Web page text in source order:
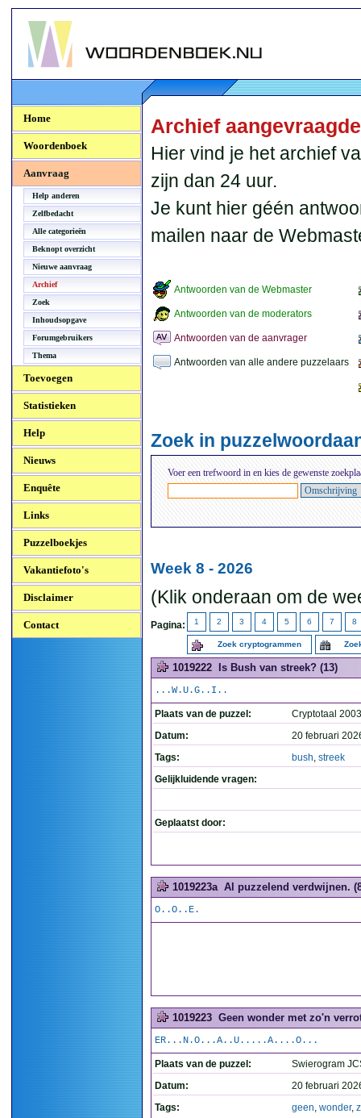
Woordenboek.NU
Home
Woordenboek
Aanvraag
Help anderen
Zelfbedacht
Alle categorieën
Beknopt overzicht
Nieuwe aanvraag
Archief
Zoek
Inhoudsopgave
Forumgebruikers
Thema
Toevoegen
Statistieken
Help
Nieuws
Enquête
Links
Puzzelboekjes
Vakantiefoto's
Disclaimer
Contact
Archief
Hier vind je het archief
zijn dan 24 uur.
Je kunt hier géén
mailen naar de
Antwoorden van de Webmaster
Antwoorden van de moderators
Antwoorden van de aanvrager
Antwoorden van alle andere puzzelaars
Zoek in
Voer een trefwoord in en kies de gewenste
Week 8 - 2026
(Klik onderaan om de
Pagina: 1 2 3 4 5 6 7 8
Zoek cryptogrammen
1019222 Is Bush van streek? (13)
...W.U.G..I..
Plaats van de puzzel:
Cryptotaal 2003
Datum:
20 februari
Tags:
bush, streek
Gelijkluidende vragen:
Geplaatst door:
1019223a Al puzzelend verdwijnen.
O..O..E.
1019223 Geen wonder met zo'n
ER...N.O...A..U.....A....O...
Plaats van de puzzel:
Swierogram
Datum:
20 februari
Tags:
geen, wonder,